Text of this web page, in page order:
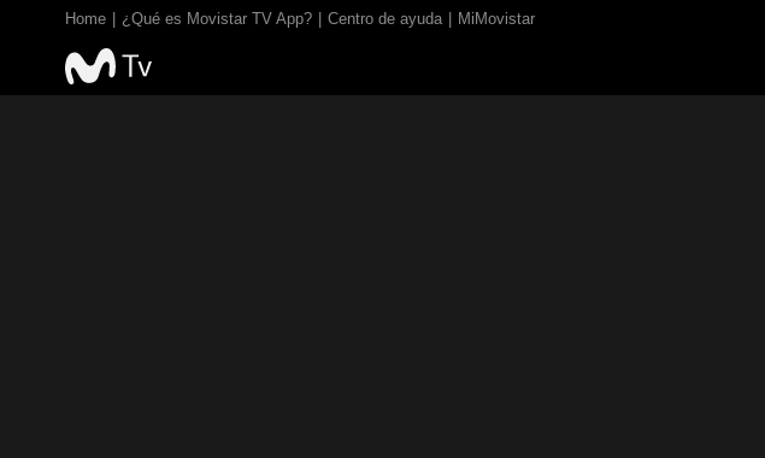
Home ¿Qué es Movistar TV App? Centro de ayuda MiMovistar